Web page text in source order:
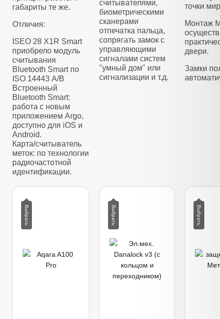
габариты те же.
Отличия:
ISEO 28 X1R Smart
приобрело модуль
считывания
Bluetooth Smart по
ISO 14443 А/B
Встроенный
Bluetooth Smart:
работа с новым
приложением Argo,
доступно для iOS и
Android.
Карта/считыватель
меток: по технологии
радиочастотной
идентификации.
считывателями,
биометрическими
сканерами
отпечатка пальца,
сопрягать замок с
управляющими
сигналами систем
"умный дом" или
сигнализации и т.д.
точки
Монтаж
двери.
Замки